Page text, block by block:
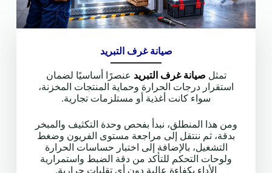
صيانة غرف التبريد
تمثل صيانة غرف التبريد عنصرًا أساسيًا لضمان
استقرار درجات الحرارة وحماية المنتجات المخزنة،
سواء كانت أغذية أو مستلزمات تجارية.
ومن هذا المنطلق، نبدأ بفحص وحدة التكثيف والمبخر
بدقة، ثم ننتقل إلى مراجعة مستوى الفريون وضغط
التشغيل، بالإضافة إلى اختبار حساسات الحرارة
ولوحات التحكم للتأكد من دقة الضبط واستمرارية
الأداء بكفاءة عالية دون أي تقلبات حرارية.